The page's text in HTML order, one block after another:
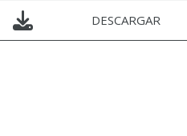
DESCARGAR